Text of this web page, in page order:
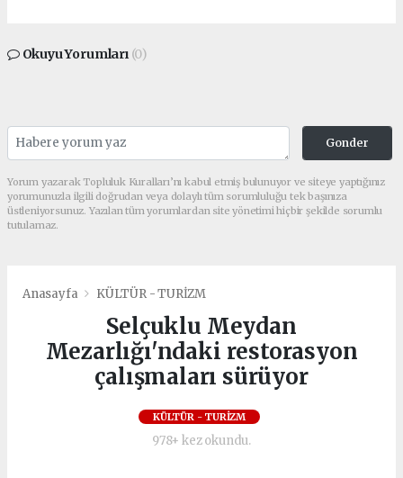
Okuyu Yorumları (0)
Gonder
Yorum yazarak Topluluk Kuralları’nı kabul etmiş bulunuyor ve siteye yaptığınız
yorumunuzla ilgili doğrudan veya dolaylı tüm sorumluluğu tek başınıza
üstleniyorsunuz. Yazılan tüm yorumlardan site yönetimi hiçbir şekilde sorumlu
tutulamaz.
Anasayfa KÜLTÜR - TURİZM
Selçuklu Meydan
Mezarlığı'ndaki restorasyon
çalışmaları sürüyor
KÜLTÜR - TURİZM
978+ kez okundu.